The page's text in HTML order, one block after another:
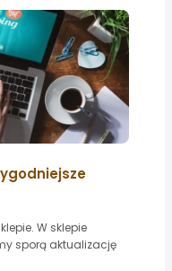
W sklepie
sporą aktualizację